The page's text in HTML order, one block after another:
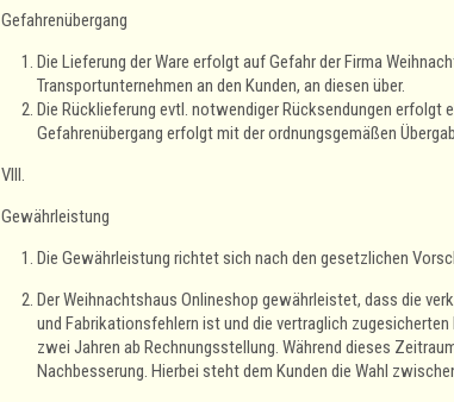
Gefahrenübergang
Die Lieferung der Ware erfolgt auf Gefahr der Firma
Transportunternehmen an den Kunden, an diesen über.
Die Rücklieferung evtl. notwendiger Rücksendungen erfolgt
Gefahrenübergang erfolgt mit der ordnungsgemäßen
VIII.
Gewährleistung
Die Gewährleistung richtet sich nach den gesetzlichen
Der Weihnachtshaus Onlineshop gewährleistet, dass die
und Fabrikationsfehlern ist und die vertraglich
zwei Jahren ab Rechnungsstellung. Während dieses
Nachbesserung. Hierbei steht dem Kunden die Wahl